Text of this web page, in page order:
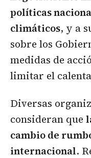
políticas
climáticos, y a
sobre los
medidas de
limitar el
Diversas
consideran que
cambio de
internacional.